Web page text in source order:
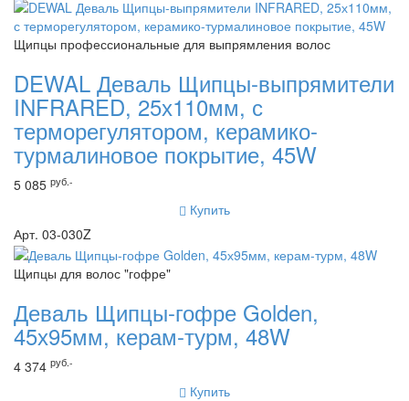
Щипцы профессиональные для выпрямления волос
DEWAL Деваль Щипцы-выпрямители
INFRARED, 25х110мм, с
терморегулятором, керамико-
турмалиновое покрытие, 45W
5 085 руб.-
Купить
Арт. 03-030Z
Щипцы для волос "гофре"
Деваль Щипцы-гофре Golden,
45х95мм, керам-турм, 48W
4 374 руб.-
Купить